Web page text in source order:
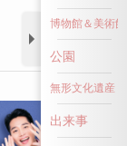
前へ戻る
博物館＆美術館
公園
無形文化遺産
出来事